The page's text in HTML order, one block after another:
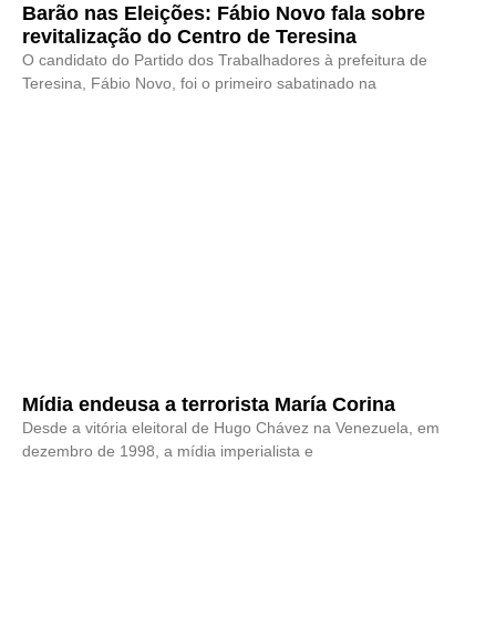
Barão nas Eleições: Fábio Novo fala sobre
revitalização do Centro de Teresina
O candidato do Partido dos Trabalhadores à prefeitura de
Teresina, Fábio Novo, foi o primeiro sabatinado na
Mídia endeusa a terrorista María Corina
Desde a vitória eleitoral de Hugo Chávez na Venezuela, em
dezembro de 1998, a mídia imperialista e